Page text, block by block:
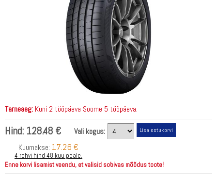
Tarneaeg: Kuni 2 tööpäeva Soome 5 tööpäeva.
Hind: 128.48 €
Vali kogus:
Kuumakse: 17.26 €
4 rehvi hind 48 kuu peale.
Enne korvi lisamist veendu, et valisid sobivas mõõdus toote!